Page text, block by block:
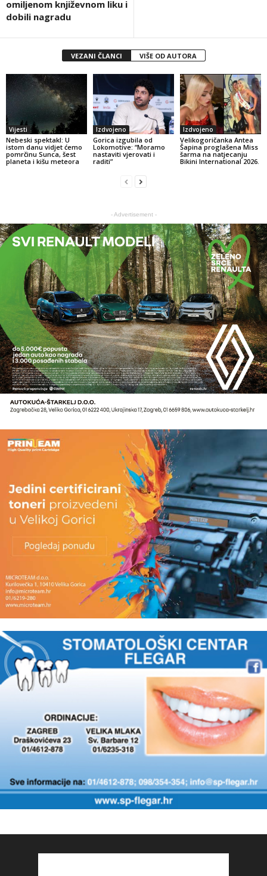
omiljenom književnom liku i
dobili nagradu
VEZANI ČLANCI VIŠE OD AUTORA
Vijesti
Nebeski spektakl: U
istom danu vidjet ćemo
pomrčinu Sunca, šest
planeta i kišu meteora
Izdvojeno
Gorica izgubila od
Lokomotive: “Moramo
nastaviti vjerovati i
raditi”
Izdvojeno
Velikogoričanka Antea
Šapina proglašena Miss
šarma na natjecanju
Bikini International 2026.
- Advertisement -